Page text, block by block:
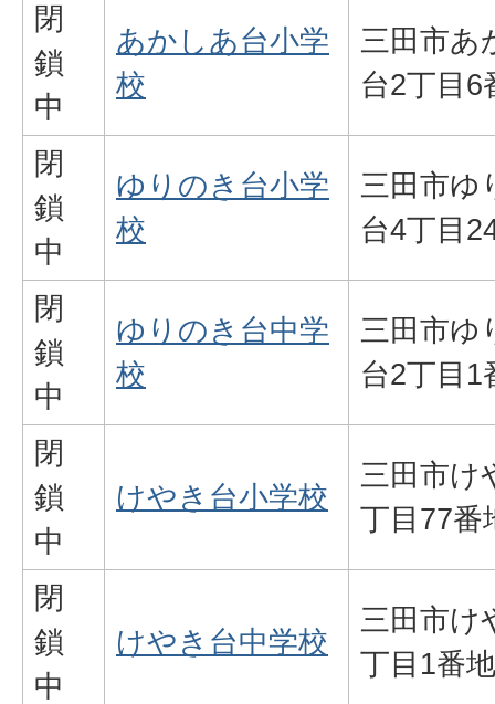
閉
鎖
中
あかしあ台小学
校
三田市あ
台2丁目6
閉
鎖
中
ゆりのき台小学
校
三田市ゆ
台4丁目
閉
鎖
中
ゆりのき台中学
校
三田市ゆ
台2丁目1
閉
鎖
中
けやき台小学校
三田市け
丁目77番
閉
鎖
中
けやき台中学校
三田市け
丁目1番地